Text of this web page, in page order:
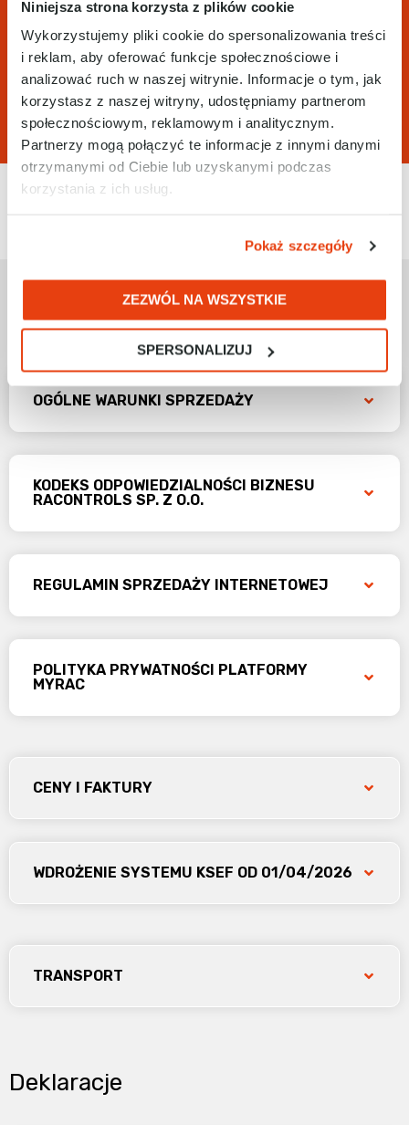
Niniejsza strona korzysta z plików cookie
Wykorzystujemy pliki cookie do spersonalizowania treści
i reklam, aby oferować funkcje społecznościowe i
analizować ruch w naszej witrynie. Informacje o tym, jak
korzystasz z naszej witryny, udostępniamy partnerom
społecznościowym, reklamowym i analitycznym.
Partnerzy mogą połączyć te informacje z innymi danymi
otrzymanymi od Ciebie lub uzyskanymi podczas
korzystania z ich usług.
Pokaż szczegóły
ZEZWÓL NA WSZYSTKIE
SPERSONALIZUJ
Informacje handlowe
OGÓLNE WARUNKI SPRZEDAŻY
KODEKS ODPOWIEDZIALNOŚCI BIZNESU
RACONTROLS SP. Z O.O.
REGULAMIN SPRZEDAŻY INTERNETOWEJ
POLITYKA PRYWATNOŚCI PLATFORMY
MYRAC
CENY I FAKTURY
WDROŻENIE SYSTEMU KSEF OD 01/04/2026
TRANSPORT
Deklaracje